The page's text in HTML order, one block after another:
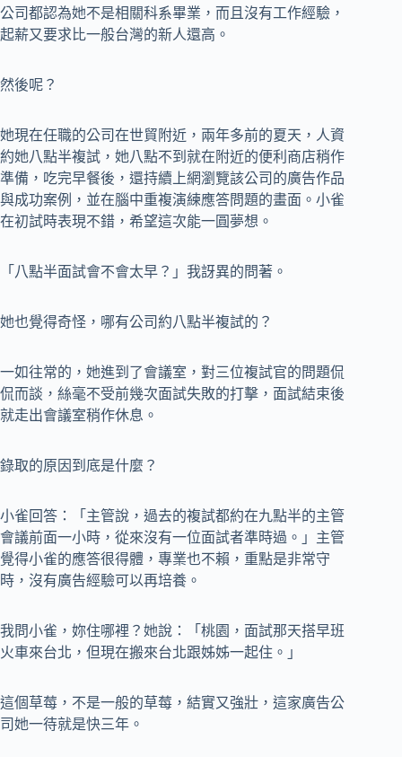
公司都認為她不是相關科系畢業，而且沒有工作經驗，
起薪又要求比一般台灣的新人還高。
然後呢？
她現在任職的公司在世貿附近，兩年多前的夏天，人資
約她八點半複試，她八點不到就在附近的便利商店稍作
準備，吃完早餐後，還持續上網瀏覽該公司的廣告作品
與成功案例，並在腦中重複演練應答問題的畫面。小雀
在初試時表現不錯，希望這次能一圓夢想。
「八點半面試會不會太早？」我訝異的問著。
她也覺得奇怪，哪有公司約八點半複試的？
一如往常的，她進到了會議室，對三位複試官的問題侃
侃而談，絲毫不受前幾次面試失敗的打擊，面試結束後
就走出會議室稍作休息。
錄取的原因到底是什麼？
小雀回答：「主管說，過去的複試都約在九點半的主管
會議前面一小時，從來沒有一位面試者準時過。」主管
覺得小雀的應答很得體，專業也不賴，重點是非常守
時，沒有廣告經驗可以再培養。
我問小雀，妳住哪裡？她說：「桃園，面試那天搭早班
火車來台北，但現在搬來台北跟姊姊一起住。」
這個草莓，不是一般的草莓，結實又強壯，這家廣告公
司她一待就是快三年。